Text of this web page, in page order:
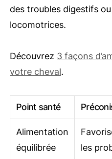
des troubles digestifs
locomotrices.
Découvrez 3 façons
votre cheval.
Point santé
Alimentation
équilibrée
les